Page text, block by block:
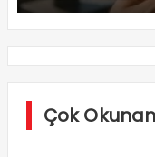
Çok